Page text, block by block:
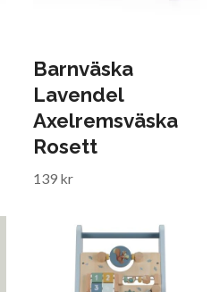
Barnväska
Lavendel
Axelremsväska
Rosett
139 kr